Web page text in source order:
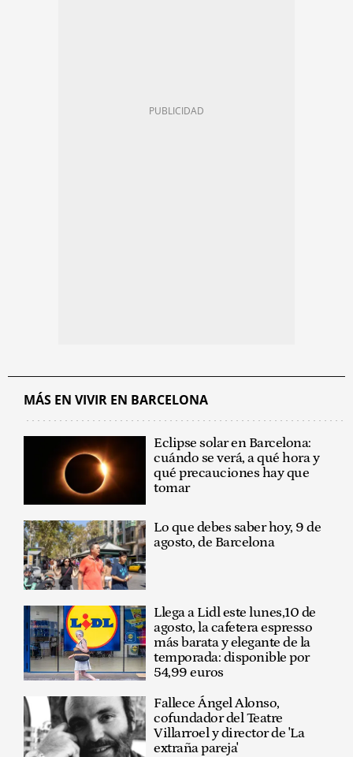
MÁS EN VIVIR EN BARCELONA
Eclipse solar en Barcelona:
cuándo se verá, a qué hora y
qué precauciones hay que
tomar
Lo que debes saber hoy, 9 de
agosto, de Barcelona
Llega a Lidl este lunes,10 de
agosto, la cafetera espresso
más barata y elegante de la
temporada: disponible por
54,99 euros
Fallece Ángel Alonso,
cofundador del Teatre
Villarroel y director de 'La
extraña pareja'